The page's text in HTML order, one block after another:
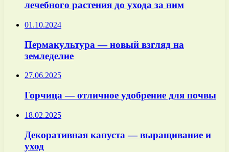
лечебного растения до ухода за ним
01.10.2024
Пермакультура — новый взгляд на
земледелие
27.06.2025
Горчица — отличное удобрение для почвы
18.02.2025
Декоративная капуста — выращивание и
уход